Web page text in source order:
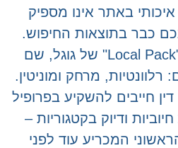
באתר אינו מספיק
כבר בתוצאות החיפוש.
ההחלטה מתקבלת ב"Local Pack" של גוגל, שם
מרחק ומוניטין.
חייבים להשקיע בפרופיל
ודיוק בקטגוריות –
המכריע עוד לפני